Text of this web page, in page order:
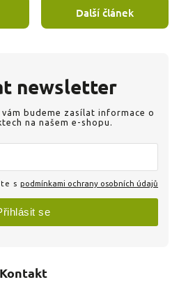
Další článek
Kontakt
newsletter
budeme zasílat informace o
na našem e-shopu.
s podmínkami ochrany osobních údajů
se